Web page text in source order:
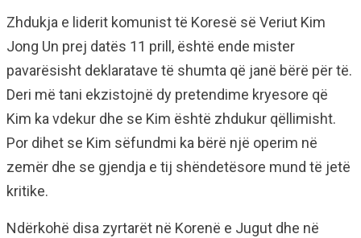
Zhdukja e liderit komunist të Koresë së Veriut Kim
Jong Un prej datës 11 prill, është ende mister
pavarësisht deklaratave të shumta që janë bërë për të.
Deri më tani ekzistojnë dy pretendime kryesore që
Kim ka vdekur dhe se Kim është zhdukur qëllimisht.
Por dihet se Kim sëfundmi ka bërë një operim në
zemër dhe se gjendja e tij shëndetësore mund të jetë
kritike.
Ndërkohë disa zyrtarët në Korenë e Jugut dhe në